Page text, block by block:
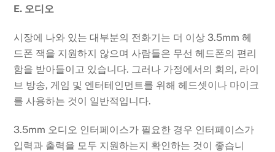
E. 오디오
시장에 나와 있는 대부분의 전화기는 더 이상 3.5mm 헤
드폰 잭을 지원하지 않으며 사람들은 무선 헤드폰의 편리
함을 받아들이고 있습니다. 그러나 가정에서의 회의, 라이
브 방송, 게임 및 엔터테인먼트를 위해 헤드셋이나 마이크
를 사용하는 것이 일반적입니다.
3.5mm 오디오 인터페이스가 필요한 경우 인터페이스가
입력과 출력을 모두 지원하는지 확인하는 것이 좋습니